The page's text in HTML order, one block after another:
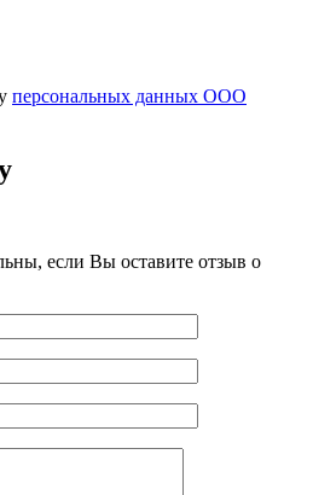
персональных данных ООО
если Вы оставите отзыв о